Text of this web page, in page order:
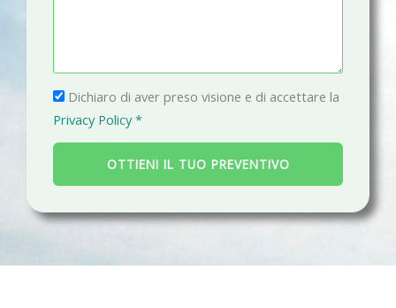
a
g
g
i
P
r
i
a
c
Dichiaro di aver preso visione e di accettare la
Privacy Policy *
OTTIENI IL TUO PREVENTIVO